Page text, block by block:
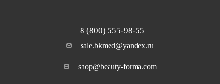
8 (800) 555-98-55
sale.bkmed@yandex.ru
shop@beauty-forma.com